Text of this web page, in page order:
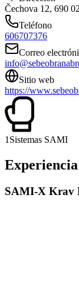
Čechova 12, 690
Teléfono
606707376
Correo
Sitio web
https://
1Sistemas SAMI
SAMI-X Krav